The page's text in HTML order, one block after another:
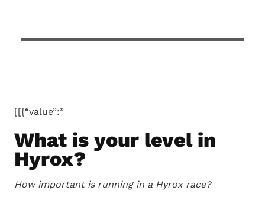
​[[{“value”:”
What is your level in
Hyrox?
How important is running in a Hyrox race?